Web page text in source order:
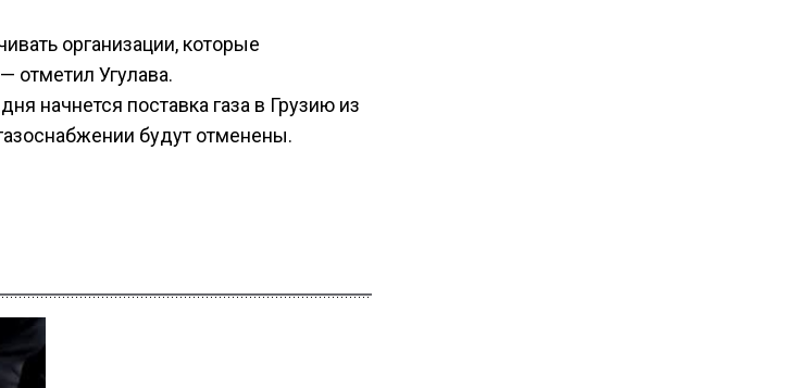
организации, которые
отметил Угулава.
начнется поставка газа в Грузию из
будут отменены.